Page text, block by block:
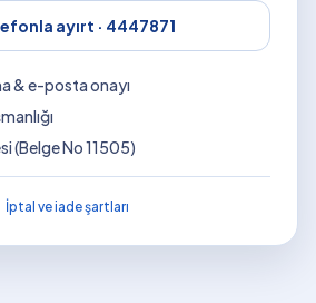
ayırt · 4447871
& e-posta onayı
(Belge No 11505)
İptal ve iade şartları